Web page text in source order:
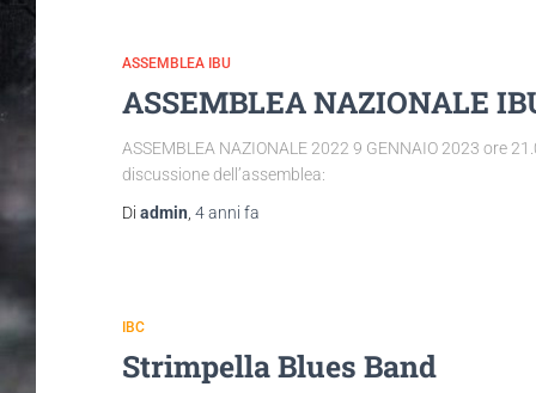
ASSEMBLEA IBU
ASSEMBLEA NAZIONALE
ASSEMBLEA NAZIONALE 2022 9 GENNAIO 2023 ore
discussione dell’assemblea:
Di admin 4 anni fa
IBC
Strimpella Blues Band